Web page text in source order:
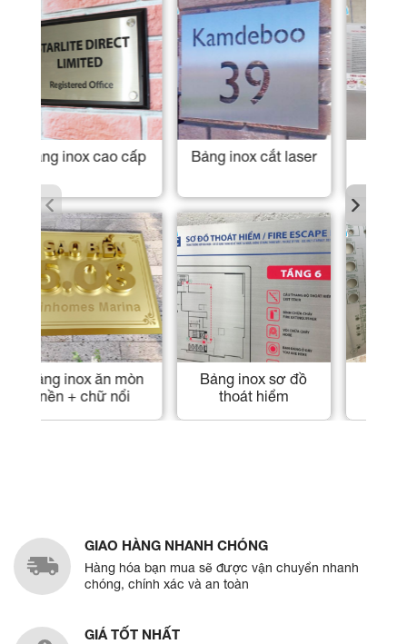
Bảng inox số phòng
Bảng inox chức
danh
Bảng inox số nhà
Bảng inox công ty
GIAO HÀNG NHANH CHÓNG
Hàng hóa bạn mua sẽ được vận chuyển nhanh
chóng, chính xác và an toàn
GIÁ TỐT NHẤT